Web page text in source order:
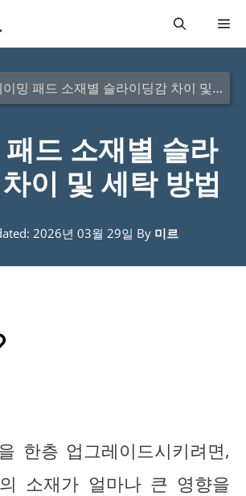
메
뉴
밍 패드 소재별 슬라이딩감 차이 및 세탁 방법
드 소재별 슬라
이 및 세탁 방법
2026년 03월 29일 By 미르
한층 업그레이드시키려면,
소재가 얼마나 큰 영향을